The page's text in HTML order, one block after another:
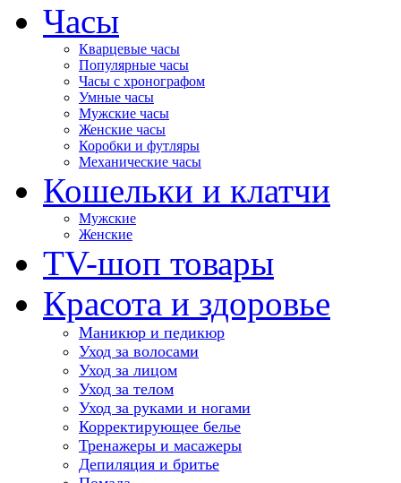
Часы
Кварцевые часы
Популярные часы
Часы с хронографом
Умные часы
Мужские часы
Женские часы
Коробки и футляры
Механические часы
Кошельки и клатчи
Мужские
Женские
TV-шоп товары
Красота и здоровье
Маникюр и педикюр
Уход за волосами
Уход за лицом
Уход за телом
Уход за руками и ногами
Корректирующее белье
Тренажеры и масажеры
Депиляция и бритье